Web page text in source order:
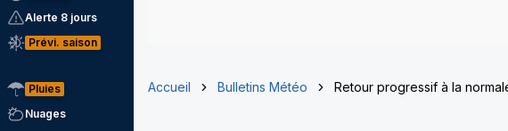
Alerte 8 jours
Prévi. saison
Pluies
Nuages
Accueil Bulletins Météo Retour progressif à la